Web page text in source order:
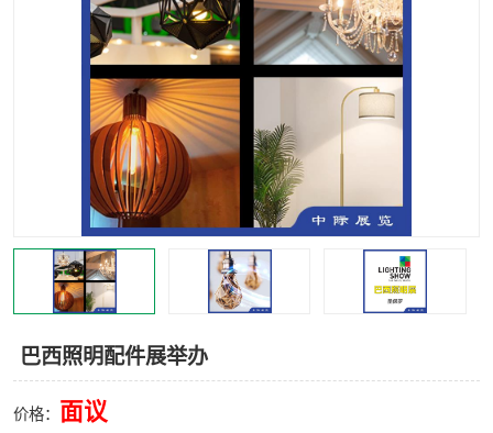
巴西照明配件展举办
价格： 面议
2025年国外广告标识展 2025年国内中国香港照明
展